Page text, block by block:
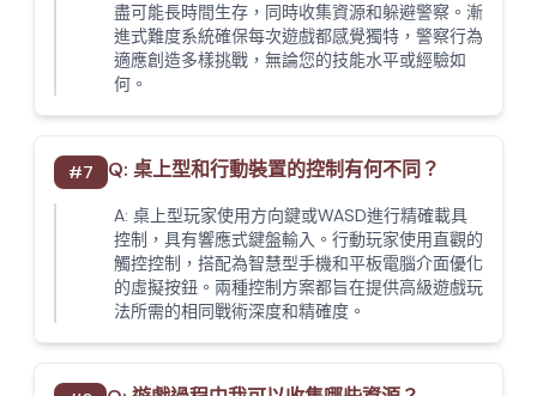
盡可能長時間生存，同時收集資源和躲避警察。漸
進式難度系統確保每次遊戲都感覺獨特，警察行為
適應創造多樣挑戰，無論您的技能水平或經驗如
何。
#7 Q: 桌上型和行動裝置的控制有何不同？
A: 桌上型玩家使用方向鍵或WASD進行精確載具
控制，具有響應式鍵盤輸入。行動玩家使用直觀的
觸控控制，搭配為智慧型手機和平板電腦介面優化
的虛擬按鈕。兩種控制方案都旨在提供高級遊戲玩
法所需的相同戰術深度和精確度。